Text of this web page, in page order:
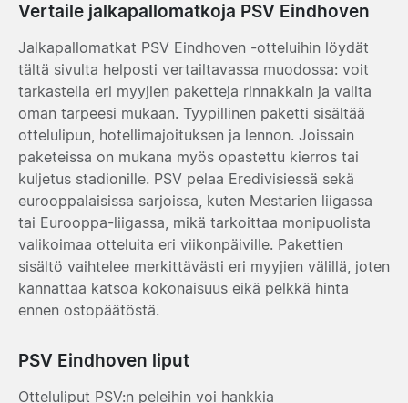
Vertaile jalkapallomatkoja PSV Eindhoven
Jalkapallomatkat PSV Eindhoven -otteluihin löydät
tältä sivulta helposti vertailtavassa muodossa: voit
tarkastella eri myyjien paketteja rinnakkain ja valita
oman tarpeesi mukaan. Tyypillinen paketti sisältää
ottelulipun, hotellimajoituksen ja lennon. Joissain
paketeissa on mukana myös opastettu kierros tai
kuljetus stadionille. PSV pelaa Eredivisiessä sekä
eurooppalaisissa sarjoissa, kuten Mestarien liigassa
tai Eurooppa-liigassa, mikä tarkoittaa monipuolista
valikoimaa otteluita eri viikonpäiville. Pakettien
sisältö vaihtelee merkittävästi eri myyjien välillä, joten
kannattaa katsoa kokonaisuus eikä pelkkä hinta
ennen ostopäätöstä.
PSV Eindhoven liput
Otteluliput PSV:n peleihin voi hankkia